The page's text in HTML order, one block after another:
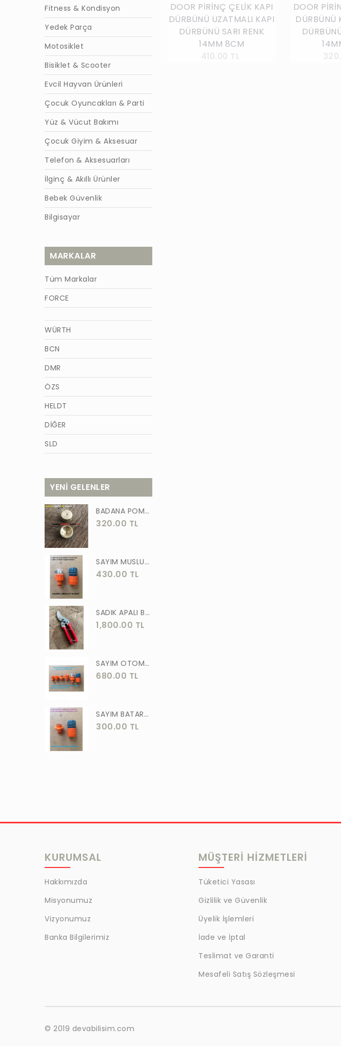
Fitness & Kondisyon
Yedek Parça
Motosiklet
Bisiklet & Scooter
Evcil Hayvan Ürünleri
Çocuk Oyuncakları & Parti
Yüz & Vücut Bakımı
Çocuk Giyim & Aksesuar
Telefon & Aksesuarları
İlginç & Akıllı Ürünler
Bebek Güvenlik
Bilgisayar
MARKALAR
Tüm Markalar
FORCE
WÜRTH
BCN
DMR
ÖZS
HELDT
DİĞER
SLD
TİĞON
WACKER
GÜNER
ÖRS
FORGED
ASLAN
MEŞEM
AKGÜN
MOTİP
STR
ERKUL
ÖZTUTAR
DEKOR
TUDOR
MRC
BİLKAT
BHD
EGM
MYCRAFT
WRT
BEST
YENİ GELENLER
BADANA POMPA UCU PİRİNÇ BADANA POMPASI YAYLI BAŞLIK UÇ 1 ADET
320.00 TL
SAYIM MUSLUK BAĞLANTI ADAPTÖRÜ VE OTOMATİK 2 Lİ SET ADAPTÖR
430.00 TL
SADIK APALI BAĞ BUDAMA MAKASI BİTKİ BUDAMA MAKASI EL YAPIMI
1,800.00 TL
SAYIM OTOMATİK MUSLUK VE BATARYA BAGLANTI ADAPTÖRÜ 6 PARÇA SET
680.00 TL
SAYIM BATARYA BAĞLANTI ADAPTÖRÜ OTOMATİK BATARYA BAGLANTISI 2 Lİ
300.00 TL
DOOR PİRİNÇ ÇELİK KAPI
DÜRBÜNÜ UZATMALI KAPI
DÜRBÜNÜ SARI RENK
14MM 8CM
410.00 TL
DOOR
DÜRBÜNÜ
KURUMSAL
Hakkımızda
Misyonumuz
Vizyonumuz
Banka Bilgilerimiz
MÜŞTERİ HİZMETLERİ
Tüketici Yasası
Gizlilik ve Güvenlik
Üyelik İşlemleri
İade ve İptal
Teslimat ve Garanti
Mesafeli Satış Sözleşmesi
© 2019 devabilisim.com